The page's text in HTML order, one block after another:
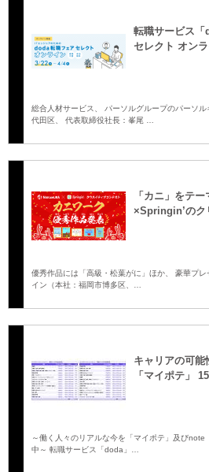
転職サービス
セレクト オン
総合人材サービス、 パーソルグループのパーソ
代田区、 代表取締役社長：峯尾 …
「カニ」をテ
×Springin’のク
優秀作品には「高級・松葉がに」ほか、 豪華プ
イン（本社：福岡市博多区、…
キャリアの可能
「マイポテ」
～働く人々のリアルな今を「マイポテ」及びnote
中～ 転職サービス「doda」…